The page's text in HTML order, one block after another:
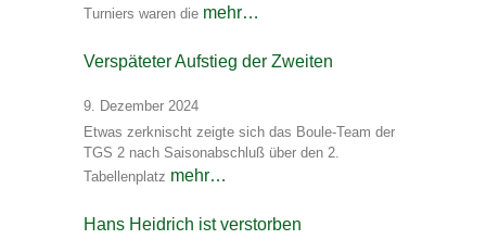
Turniers waren die mehr…
Verspäteter Aufstieg der Zweiten
9. Dezember 2024
Etwas zerknischt zeigte sich das Boule-Team der
TGS 2 nach Saisonabschluß über den 2.
Tabellenplatz mehr…
Hans Heidrich ist verstorben